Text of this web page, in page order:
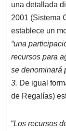
una detallada
2001 (Sistema
establece un
“una
recursos para
se denominará
3. De igual
de Regalías)
“Los recursos